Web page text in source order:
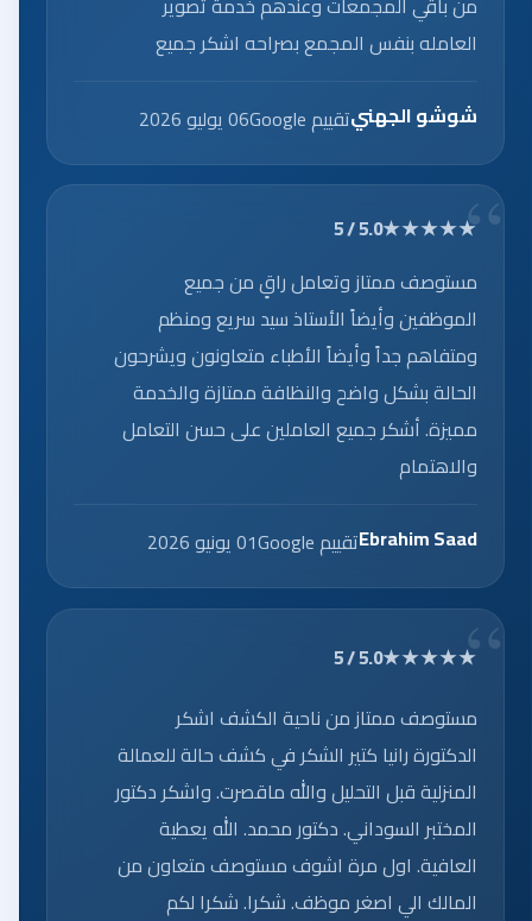
العامله بنفس المجمع بصراحه اشكر جميع
شوشو الجهنيتقييم Google 06 يوليو 2026
★★★★★
5.0 / 5
مستوصف ممتاز وتعامل راقٍ من جميع
الموظفين وأيضاً الأستاذ سيد سريع ومنظم
ومتفاهم جداً وأيضاً الأطباء متعاونون ويشرحون
الحالة بشكل واضح والنظافة ممتازة والخدمة
مميزة. أشكر جميع العاملين على حسن التعامل
والاهتمام
Ebrahim Saadتقييم Google 01 يونيو 2026
★★★★★
5.0 / 5
مستوصف ممتاز من ناحية الكشف اشكر
الدكتورة رانيا كتير الشكر في كشف حالة للعمالة
المنزلية قبل التحليل والله ماقصرت. واشكر دكتور
المختبر السوداني. دكتور محمد. الله يعطية
العافية. اول مرة اشوف مستوصف متعاون من
المالك الي اصغر موظف. شكرا. شكرا لكم